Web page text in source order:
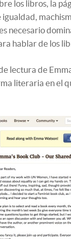
los libros, la
igualdad,
necesario
hablar de los
lectura de
literaria en el